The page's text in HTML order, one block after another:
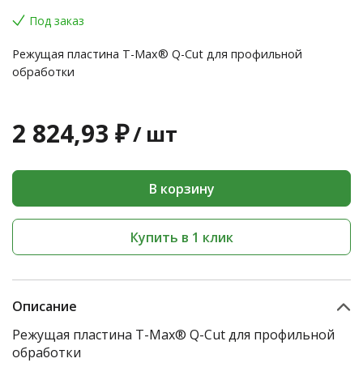
Под заказ
Режущая пластина T-Max® Q-Cut для профильной
обработки
2 824,93 ₽/ шт
В корзину
Купить в 1 клик
Описание
Режущая пластина T-Max® Q-Cut для профильной
обработки